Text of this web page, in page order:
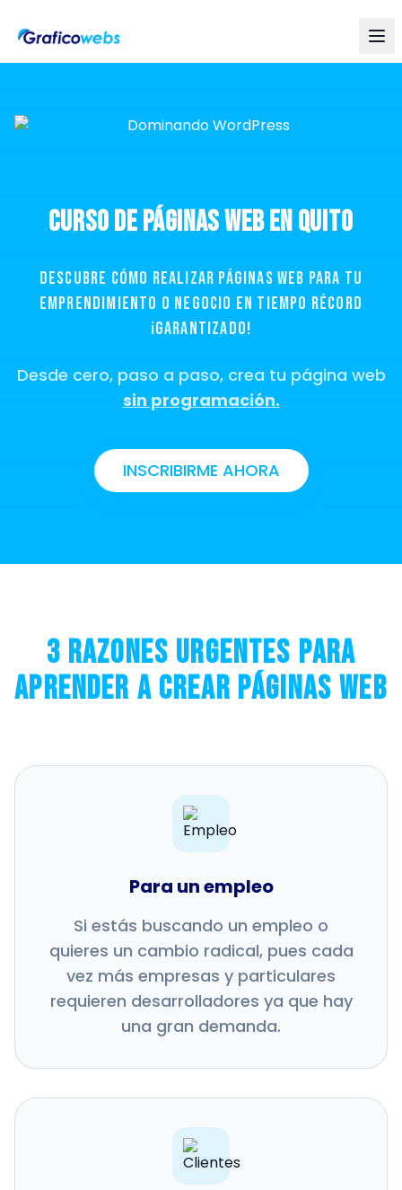
Curso de Páginas Web en Quito
Descubre cómo realizar páginas web para tu
emprendimiento o negocio en tiempo récord
¡Garantizado!
Desde cero, paso a paso, crea tu página web
sin programación.
INSCRIBIRME AHORA
3 Razones Urgentes Para
Aprender A Crear Páginas Web
Para un empleo
Si estás buscando un empleo o
quieres un cambio radical, pues cada
vez más empresas y particulares
requieren desarrolladores ya que hay
una gran demanda.